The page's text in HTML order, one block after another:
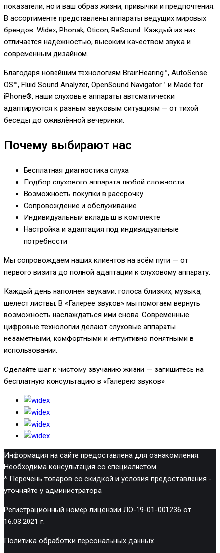
показатели, но и ваш образ жизни, привычки и предпочтения.
В ассортименте представлены аппараты ведущих мировых
брендов: Widex, Phonak, Oticon, ReSound. Каждый из них
отличается надёжностью, высоким качеством звука и
современным дизайном.
Благодаря новейшим технологиям BrainHearing™, AutoSense
OS™, Fluid Sound Analyzer, OpenSound Navigator™ и Made for
iPhone®, наши слуховые аппараты автоматически
адаптируются к разным звуковым ситуациям — от тихой
беседы до оживлённой вечеринки.
Почему выбирают нас
Бесплатная диагностика слуха
Подбор слухового аппарата любой сложности
Возможность покупки в рассрочку
Сопровождение и обслуживание
Индивидуальный вкладыш в комплекте
Настройка и адаптация под индивидуальные
потребности
Мы сопровождаем наших клиентов на всём пути — от
первого визита до полной адаптации к слуховому аппарату.
Каждый день наполнен звуками: голоса близких, музыка,
шелест листвы. В «Галерее звуков» мы помогаем вернуть
возможность наслаждаться ими снова. Современные
цифровые технологии делают слуховые аппараты
незаметными, комфортными и интуитивно понятными в
использовании.
Сделайте шаг к чистому звучанию жизни — запишитесь на
бесплатную консультацию в «Галерею звуков».
Информация на сайте предоставлена для ознакомления.
Необходима консультация со специалистом.
* Перечень товаров со скидкой и условия предоставления -
уточняйте у администратора
Регистрационный номер лицензии ЛО-19-01-001236 от
16.03.2021 г.
Политика обработки персональных данных